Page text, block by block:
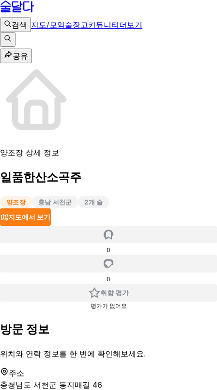
검색 지도/모임술장고커뮤니티더보기
공유
양조장 상세 정보
일품한산소곡주
양조장 충남 서천군 2개 술
지도에서 보기
0
0
취향 평가
평가가 없어요
방문 정보
위치와 연락 정보를 한 번에 확인해보세요.
주소
충청남도 서천군 동지매길 46